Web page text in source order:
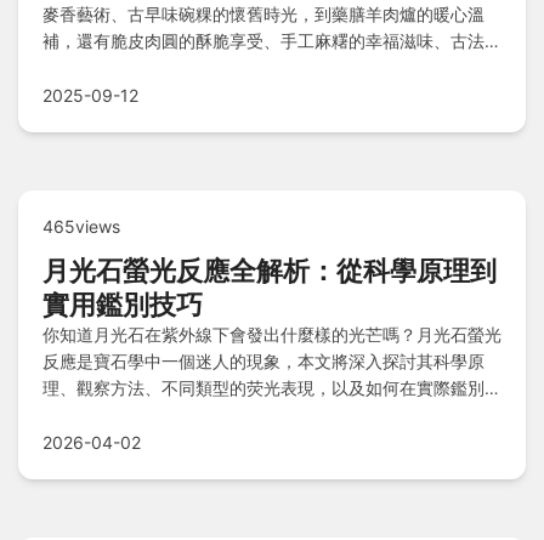
麥香藝術、古早味碗粿的懷舊時光，到藥膳羊肉爐的暖心溫
補，還有脆皮肉圓的酥脆享受、手工麻糬的幸福滋味、古法蜜
酥雞的靈魂炸物，以及傳統糕餅的老手藝甜蜜記憶，帶你深入
2025-09-12
465views
月光石螢光反應全解析：從科學原理到
實用鑑別技巧
你知道月光石在紫外線下會發出什麼樣的光芒嗎？月光石螢光
反應是寶石學中一個迷人的現象，本文將深入探討其科學原
理、觀察方法、不同類型的荧光表現，以及如何在實際鑑別中
月光石的新手，都能從中找到實用資訊，幫助您避免購買假貨
2026-04-02